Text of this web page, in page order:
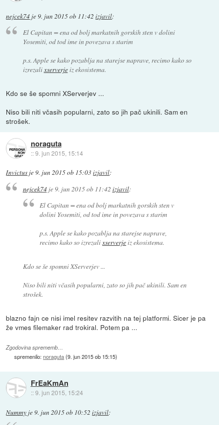
nejcek74 je9. jun 2015 ob 11:42 izjavil:
El Capitan = ena od bolj markatnih gorskih sten v dolini
Yosemiti, od tod ime in povezava s starim
p.s. Apple se kako pozablja na starejse naprave, recimo kako so
izrezalixserverjeiz ekosistema.
Kdo se še spomni XServerjev ...
Niso bili niti včasih popularni, zato so jih pač ukinili. Sam en
strošek.
noraguta
::9. jun 2015, 15:14
Invictus je9. jun 2015 ob 15:03izjavil:
nejcek74je9. jun 2015 ob 11:42 izjavil:
El Capitan = ena od bolj markatnih gorskih sten v
dolini Yosemiti, od tod ime in povezava s starim
p.s. Apple se kako pozablja na starejse naprave,
recimo kako so izrezali xserverjeiz ekosistema.
Kdo se še spomni XServerjev ...
Niso bili niti včasih popularni, zato so jih pač ukinili. Sam en
strošek.
blazno fajn ce nisi imel resitev razvitih na tej platformi. Sicer je pa
že vmes filemaker rad trokiral. Potem pa ...
Zgodovina sprememb…
spremenilo:noraguta(9. jun 2015 ob 15:15)
FrEaKmAn
::9. jun 2015, 15:24
Nummy je9. jun 2015 ob 10:52 izjavil: